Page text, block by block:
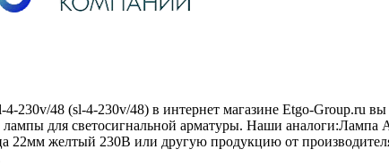
230v/48 (sl-4-230v/48) в интернет магазине Etgo-Group.ru
лампы для светосигнальной арматуры. Наши
желтый 230В или другую продукцию от